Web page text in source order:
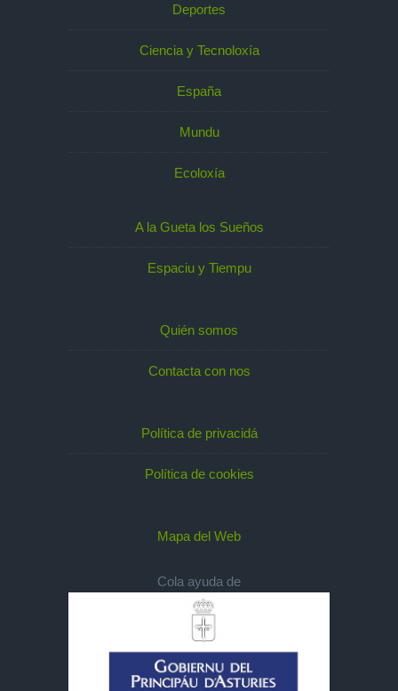
Deportes
Ciencia y Tecnoloxía
España
Mundu
Ecoloxía
A la Gueta los Sueños
Espaciu y Tiempu
Quién somos
Contacta con nos
Política de privacidá
Política de cookies
Mapa del Web
Cola ayuda de